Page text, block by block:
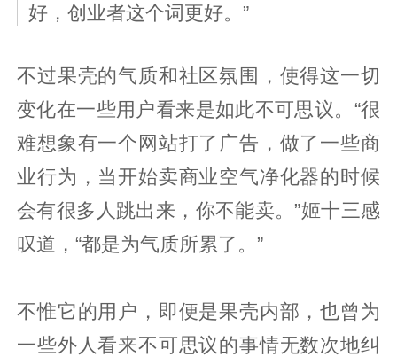
好，创业者这个词更好。”
不过果壳的气质和社区氛围，使得这一切
变化在一些用户看来是如此不可思议。“很
难想象有一个网站打了广告，做了一些商
业行为，当开始卖商业空气净化器的时候
会有很多人跳出来，你不能卖。”姬十三感
叹道，“都是为气质所累了。”
不惟它的用户，即便是果壳内部，也曾为
一些外人看来不可思议的事情无数次地纠